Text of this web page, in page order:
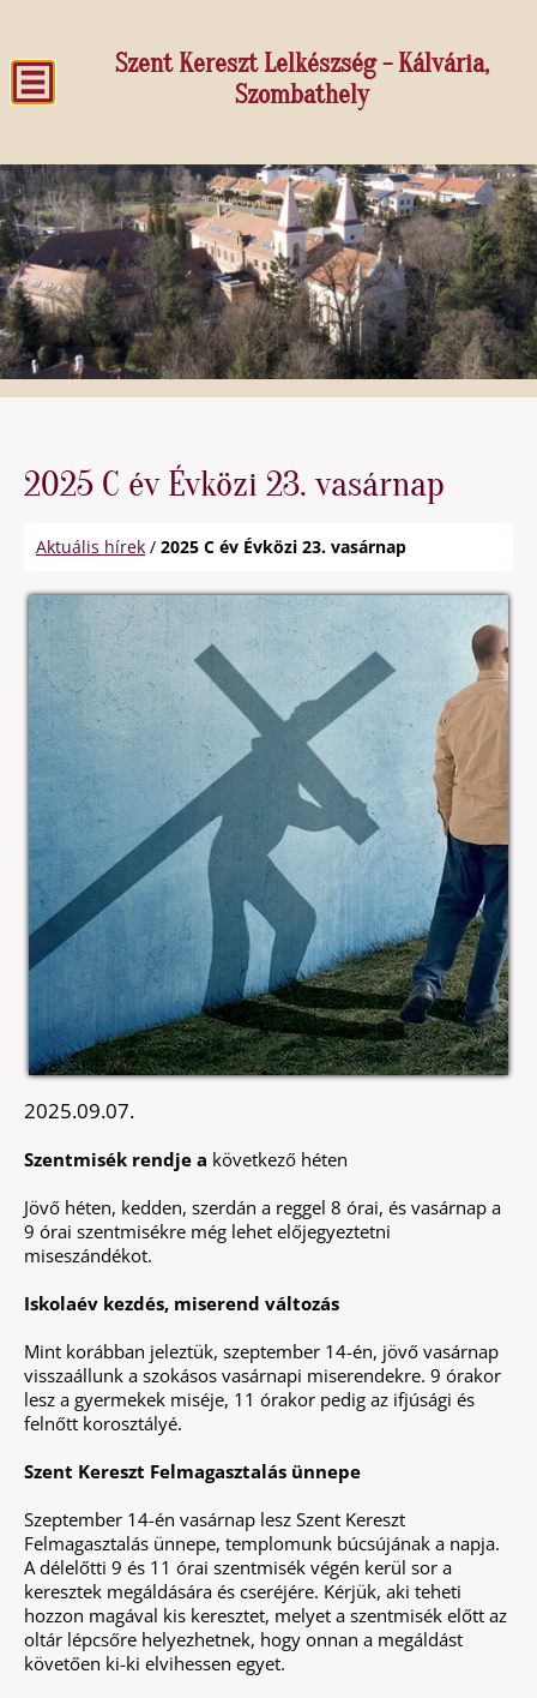
Szent Kereszt Lelkészség - Kálvária,
Szombathely
2025 C év Évközi 23. vasárnap
Aktuális hírek / 2025 C év Évközi 23. vasárnap
2025.09.07.
Szentmisék rendje a következő héten
Jövő héten, kedden, szerdán a reggel 8 órai, és vasárnap a
9 órai szentmisékre még lehet előjegyeztetni
miseszándékot.
Iskolaév kezdés, miserend változás
Mint korábban jeleztük, szeptember 14-én, jövő vasárnap
visszaállunk a szokásos vasárnapi miserendekre. 9 órakor
lesz a gyermekek miséje, 11 órakor pedig az ifjúsági és
felnőtt korosztályé.
Szent Kereszt Felmagasztalás ünnepe
Szeptember 14-én vasárnap lesz Szent Kereszt
Felmagasztalás ünnepe, templomunk búcsújának a napja.
A délelőtti 9 és 11 órai szentmisék végén kerül sor a
keresztek megáldására és cseréjére. Kérjük, aki teheti
hozzon magával kis keresztet, melyet a szentmisék előtt az
oltár lépcsőre helyezhetnek, hogy onnan a megáldást
követően ki-ki elvihessen egyet.